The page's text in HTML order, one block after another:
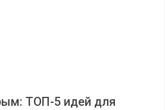
ТОП-5 идей для